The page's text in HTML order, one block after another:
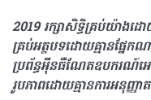
2019 រក្សាសិទ្ធិគ្រប់យ៉ាង​
គ្រប់អត្ថបទដោយគ្មានផ្នែ
ប្រព័ន្ធអុីនធឺណែតឧបករណ៍
រូបភាពដោយគ្មានការអនុញ្ញ